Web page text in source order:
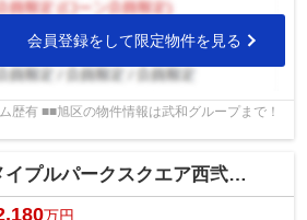
会員登録をして限定物件を見る
歴有 ■■旭区の物件情報は武和グループまで！
イプルパークスクエア西弐番街
万円